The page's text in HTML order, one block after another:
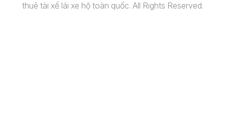
thuê tài xế lái xe hộ toàn quốc. All Rights Reserved.